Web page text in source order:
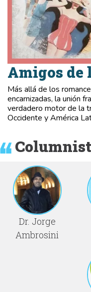
Amigos de
Más allá de los
encarnizadas, la unión
verdadero motor de la
Occidente y América
Dr. Jorge
Ambrosini